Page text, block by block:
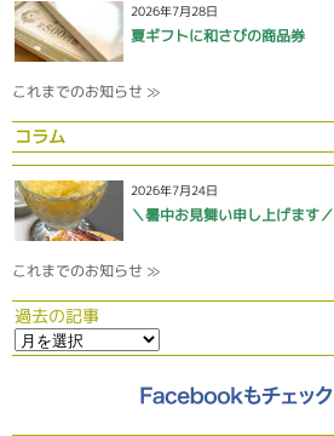
2026年7月28日
夏ギフトに和さびの商品券
これまでのお知らせ ≫
コラム
2026年7月24日
＼暑中お見舞い申し上げます／
これまでのお知らせ ≫
過去の記事